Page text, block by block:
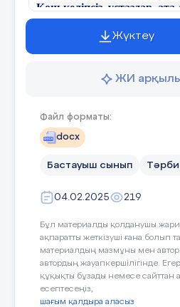
14
• ? С ерікқали А бзал
• ? Аманбек Әмір
Қош келіпсіз, ұстаздар,
Әліппемен қоштасу
Ерсұлтан:
Жақсы білім көрімдік,
Болсын сізге халайық.
Не үйреніп не білдік,
Қане ортаға салайық!
Райана:
Шашу, шашу шашайық,
Ақ сандықты ашайық
Бұл мереке, бұл тойдың
Жүктеу
ЖИ
Файл форматы:
docx
Бастауыш сынып
04.02.2025 219
Бұл материалды қолданушы
ақпаратты жеткізуші ғана болып
материалдың мазмұны мен
автордың жауапкершілігінде.
құқықты бұзады немесе сайттан
есептесеңіз,
шағым қалдыра аласыз